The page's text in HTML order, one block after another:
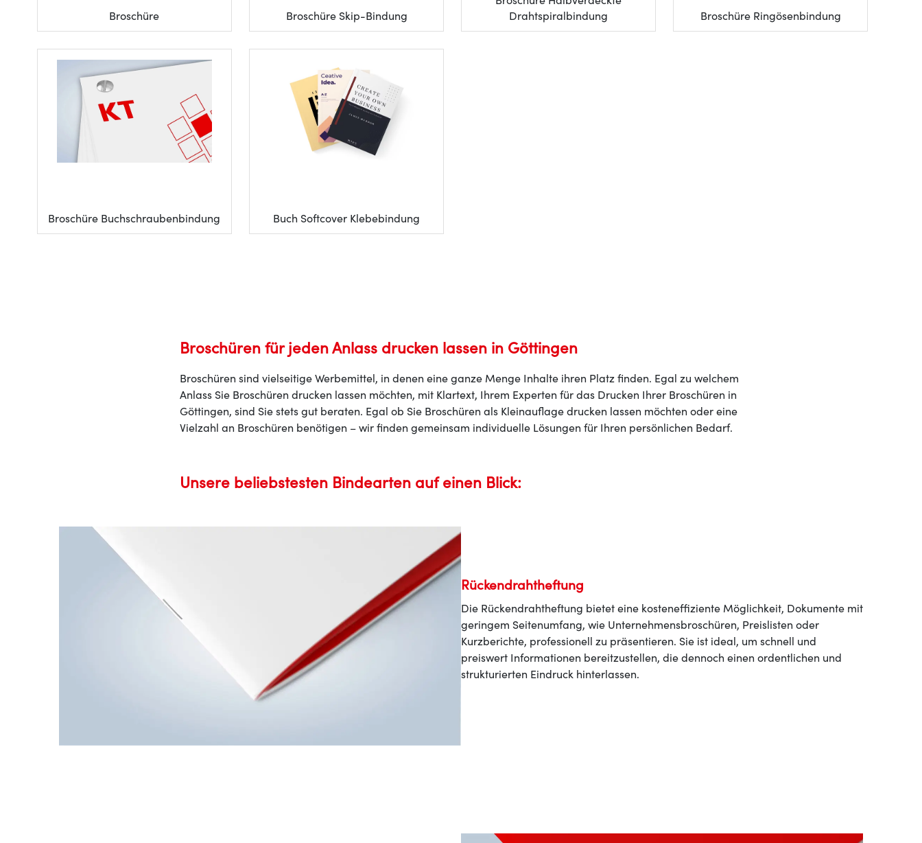
Broschüre Broschüre Skip-Bindung
Drahtspiralbindung
Broschüre Ringösenbindung
Broschüre Buchschraubenbindung Buch Softcover Klebebindung
Broschüren für jeden Anlass drucken lassen in Göttingen
Broschüren sind vielseitige Werbemittel, in denen eine ganze Menge Inhalte ihren Platz finden. Egal zu welchem
Anlass Sie Broschüren drucken lassen möchten, mit Klartext, Ihrem Experten für das Drucken Ihrer Broschüren in
Göttingen, sind Sie stets gut beraten. Egal ob Sie Broschüren als Kleinauflage drucken lassen möchten oder eine
Vielzahl an Broschüren benötigen – wir finden gemeinsam individuelle Lösungen für Ihren persönlichen Bedarf.
Unsere beliebstesten Bindearten auf einen Blick:
Rückendrahtheftung
Die Rückendrahtheftung bietet eine kosteneffiziente Möglichkeit, Dokumente mit
geringem Seitenumfang, wie Unternehmensbroschüren, Preislisten oder
Kurzberichte, professionell zu präsentieren. Sie ist ideal, um schnell und
preiswert Informationen bereitzustellen, die dennoch einen ordentlichen und
strukturierten Eindruck hinterlassen.